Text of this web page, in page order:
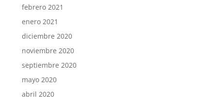
febrero 2021
enero 2021
diciembre 2020
noviembre 2020
septiembre 2020
mayo 2020
abril 2020